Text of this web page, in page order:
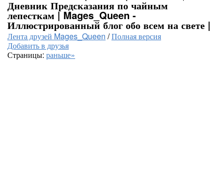
Дневник Предсказания по чайным
лепесткам | Mages_Queen -
Иллюстрированный блог обо всем на свете |
Лента друзей Mages_Queen /Полная версия
Добавить в друзья
Страницы: раньше»